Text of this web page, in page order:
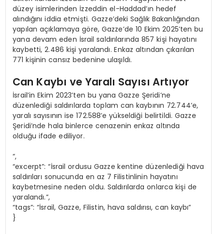
düzey isimlerinden İzzeddin el-Haddad’ın hedef
alındığını iddia etmişti. Gazze’deki Sağlık Bakanlığından
yapılan açıklamaya göre, Gazze’de 10 Ekim 2025’ten bu
yana devam eden İsrail saldırılarında 857 kişi hayatını
kaybetti, 2.486 kişi yaralandı. Enkaz altından çıkarılan
771 kişinin cansız bedenine ulaşıldı.
Can Kaybı ve Yaralı Sayısı Artıyor
İsrail’in Ekim 2023’ten bu yana Gazze Şeridi’ne
düzenlediği saldırılarda toplam can kaybının 72.744’e,
yaralı sayısının ise 172.588’e yükseldiği belirtildi. Gazze
Şeridi’nde hala binlerce cenazenin enkaz altında
olduğu ifade ediliyor.
“,
“excerpt”: “İsrail ordusu Gazze kentine düzenlediği hava
saldırıları sonucunda en az 7 Filistinlinin hayatını
kaybetmesine neden oldu. Saldırılarda onlarca kişi de
yaralandı.”,
“tags”: “İsrail, Gazze, Filistin, hava saldırısı, can kaybı”
}